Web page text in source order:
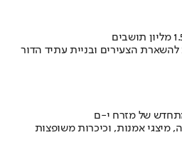
להשארת הצעירים ובניית עתיד הדור
של מזרח י-ם
מיצגי אמנות, וכיכרות משופצות